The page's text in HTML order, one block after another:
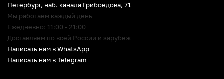
Петербург, наб. канала Грибоедова, 71
Мы работаем каждый день
Ежедневно: 11:00 - 21:00
Доставляем по всей России и зарубеж
Написать нам в WhatsApp
Написать нам в Telegram